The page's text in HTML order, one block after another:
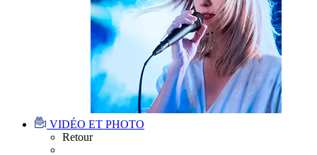
VIDÉO ET PHOTO
Retour